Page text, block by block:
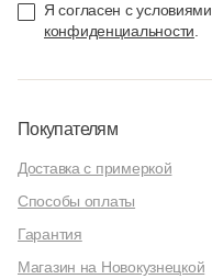
Я согласен с условиями
конфиденциальности
Покупателям
Доставка с примеркой
Способы оплаты
Гарантия
Магазин на Новокузнецкой